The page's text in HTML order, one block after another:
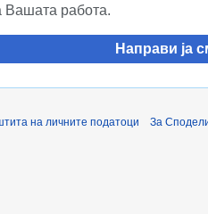
Вашата работа.
Направи ја
на личните податоци За